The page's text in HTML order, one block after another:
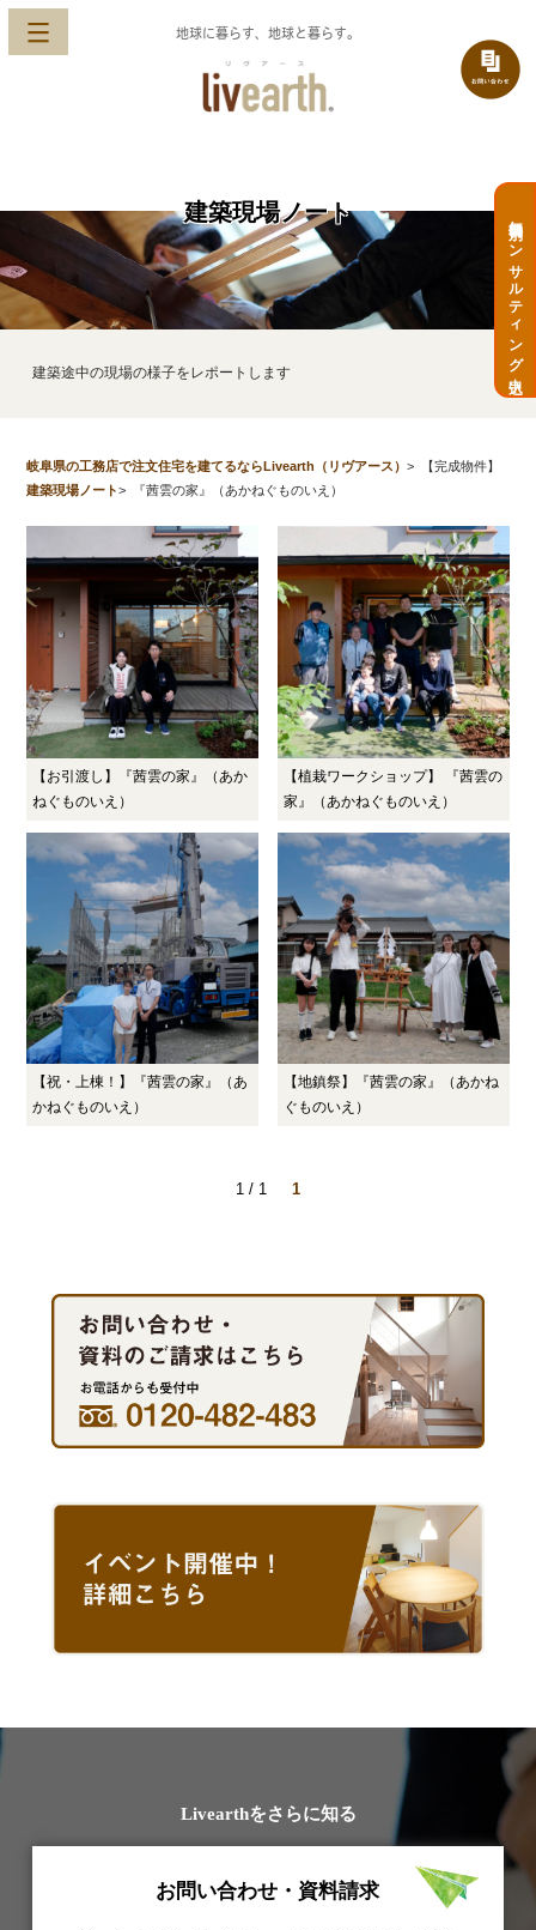
地球に暮らす、地球と暮らす。
無料個別コンサルティング申込
建築現場ノート
建築途中の現場の様子をレポートします
岐阜県の工務店で注文住宅を建てるならLivearth（リヴアース）>
建築現場ノート>
【完成物件】
『茜雲の家』（あかねぐものいえ）
【お引渡し】『茜雲の家』（あか
ねぐものいえ）
【植栽ワークショップ】 『茜雲の
家』（あかねぐものいえ）
【祝・上棟！】『茜雲の家』（あ
かねぐものいえ）
【地鎮祭】『茜雲の家』（あかね
ぐものいえ）
1 / 1 1
Livearthをさらに知る
お問い合わせ・資料請求